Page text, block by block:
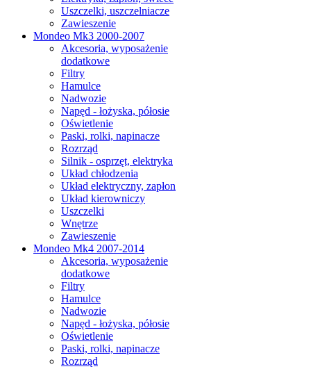
Uszczelki, uszczelniacze
Zawieszenie
Mondeo Mk3 2000-2007
Akcesoria, wyposażenie
dodatkowe
Filtry
Hamulce
Nadwozie
Napęd - łożyska, półosie
Oświetlenie
Paski, rolki, napinacze
Rozrząd
Silnik - osprzęt, elektryka
Układ chłodzenia
Układ elektryczny, zapłon
Układ kierowniczy
Uszczelki
Wnętrze
Zawieszenie
Mondeo Mk4 2007-2014
Akcesoria, wyposażenie
dodatkowe
Filtry
Hamulce
Nadwozie
Napęd - łożyska, półosie
Oświetlenie
Paski, rolki, napinacze
Rozrząd